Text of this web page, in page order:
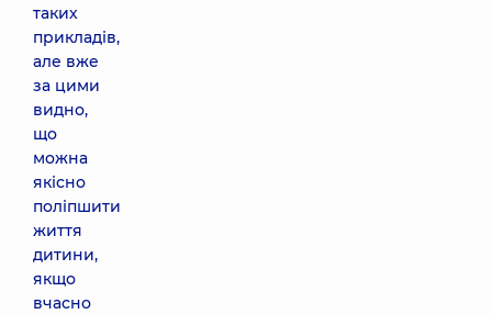
таких
прикладів,
але вже
за цими
видно,
що
можна
якісно
поліпшити
життя
дитини,
якщо
вчасно